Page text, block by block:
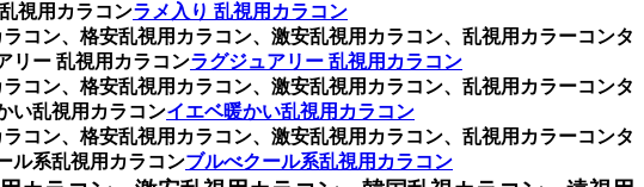
視用カラコンラメ入り 乱視用カラコン
コン、格安乱視用カラコン、激安乱視用カラコン、乱視用カラーコンタ
リー 乱視用カラコンラグジュアリー 乱視用カラコン
コン、格安乱視用カラコン、激安乱視用カラコン、乱視用カラーコンタ
い乱視用カラコンイエベ暖かい乱視用カラコン
コン、格安乱視用カラコン、激安乱視用カラコン、乱視用カラーコンタ
ル系乱視用カラコンブルべクール系乱視用カラコン